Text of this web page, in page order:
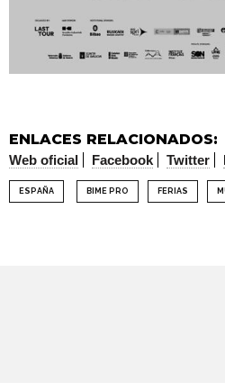
ENLACES RELACIONADOS:
Web oficial Facebook Twitter
ESPAÑA BIME PRO FERIAS